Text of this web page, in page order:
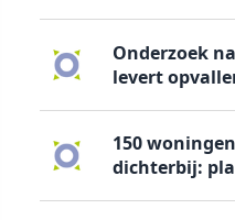
Onderzoek
levert
150
dichterbij: